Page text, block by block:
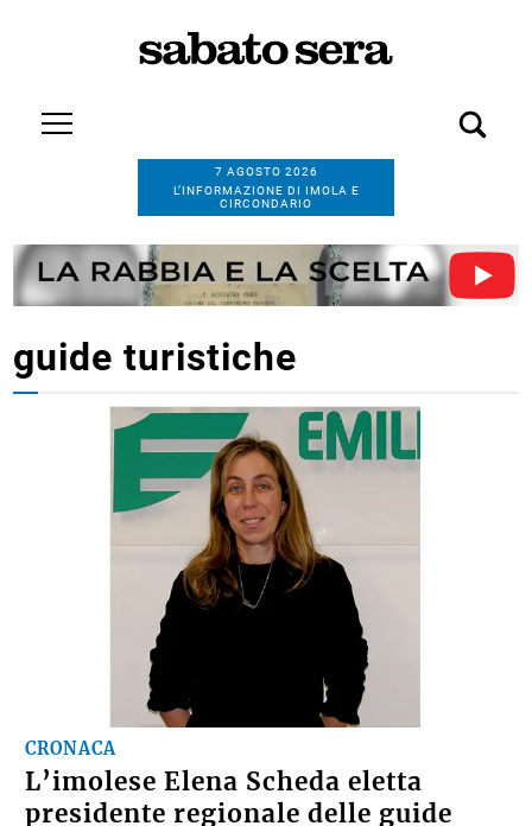
7 AGOSTO 2026
L’INFORMAZIONE DI IMOLA E
CIRCONDARIO
guide turistiche
CRONACA
L’imolese Elena Scheda eletta
presidente regionale delle guide